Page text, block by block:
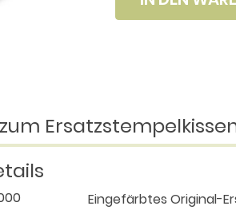
Eingefärbtes Original-